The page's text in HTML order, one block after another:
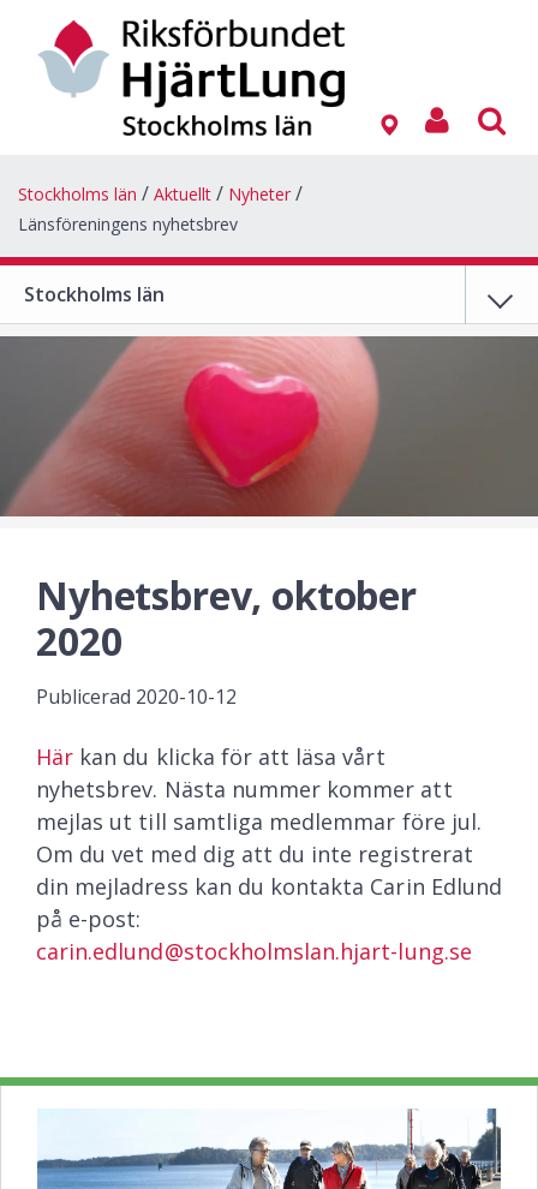
Stockholms län Aktuellt
Nyheter
Länsföreningens nyhetsbrev
Stockholms län
Nyhetsbrev, oktober
2020
Publicerad 2020-10-12
Här kan du klicka för att läsa vårt
nyhetsbrev. Nästa nummer kommer att
mejlas ut till samtliga medlemmar före jul.
Om du vet med dig att du inte registrerat
din mejladress kan du kontakta Carin Edlund
på e-post:
carin.edlund@stockholmslan.hjart-lung.se